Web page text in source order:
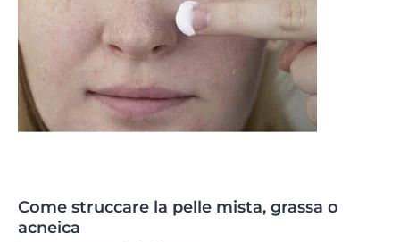
Come struccare la pelle mista, grassa o
acneica